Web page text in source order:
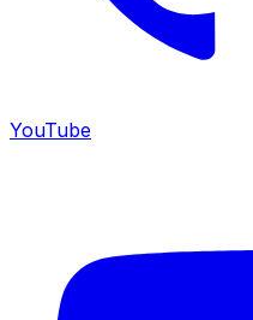
YouTube